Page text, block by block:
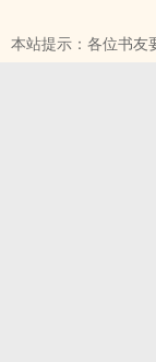
本站提示：各位书友